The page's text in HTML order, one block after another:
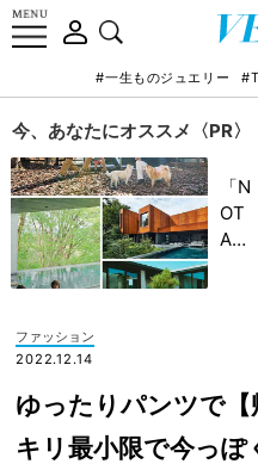
#一生ものジュエリー
今、あなたにオススメ〈PR〉
「N
OT
A
記憶
に一
生残
ファッション
2022.12.14
ゆったりパンツで【
キリ最小限で今っぽ